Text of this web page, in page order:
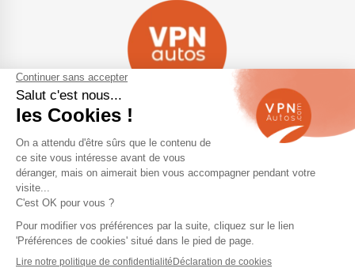
Navigation
Qui sommes-nous ?
Contactez-nous
VPN Autos Pro - Notre site de
voitures d'occasion pour
professionnels & marchands
Plan du site
Mentions légales
Rejoindre le réseau VPN Autos
Blog
Me connecter